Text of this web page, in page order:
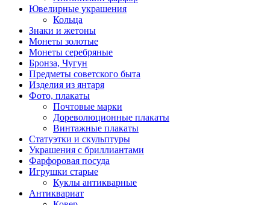
Ювелирные украшения
Кольца
Знаки и жетоны
Монеты золотые
Монеты серебряные
Бронза, Чугун
Предметы советского быта
Изделия из янтаря
Фото, плакаты
Почтовые марки
Дореволюционные плакаты
Винтажные плакаты
Статуэтки и скульптуры
Украшения с бриллиантами
Фарфоровая посуда
Игрушки старые
Куклы антикварные
Антиквариат